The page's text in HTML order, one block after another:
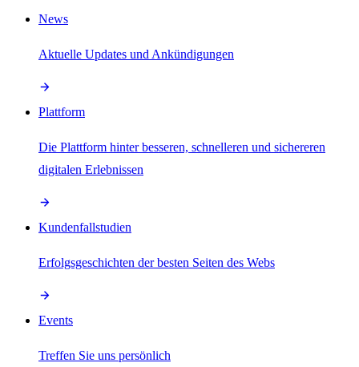
News
Aktuelle Updates und Ankündigungen
Plattform
Die Plattform hinter besseren, schnelleren und sichereren
digitalen Erlebnissen
Kundenfallstudien
Erfolgsgeschichten der besten Seiten des Webs
Events
Treffen Sie uns persönlich